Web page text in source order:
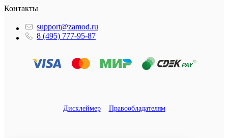
Контакты
support@zamod.ru
8 (495) 777-95-87
Дисклеймер Правообладателям